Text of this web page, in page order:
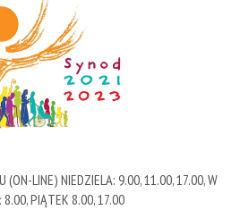
(ON-LINE) NIEDZIELA: 9.00, 11.00, 17.00, W
8.00, PIĄTEK 8.00, 17.00